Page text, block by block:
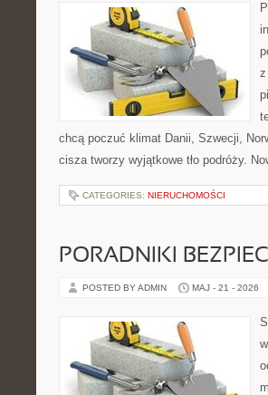
z
chcą poczuć klimat Danii, Szwecji,
cisza tworzy wyjątkowe tło podróży.
CATEGORIES: NIERUCHOMOŚCI
PORADNIKI
POSTED BY ADMIN MAJ - 21 - 2026